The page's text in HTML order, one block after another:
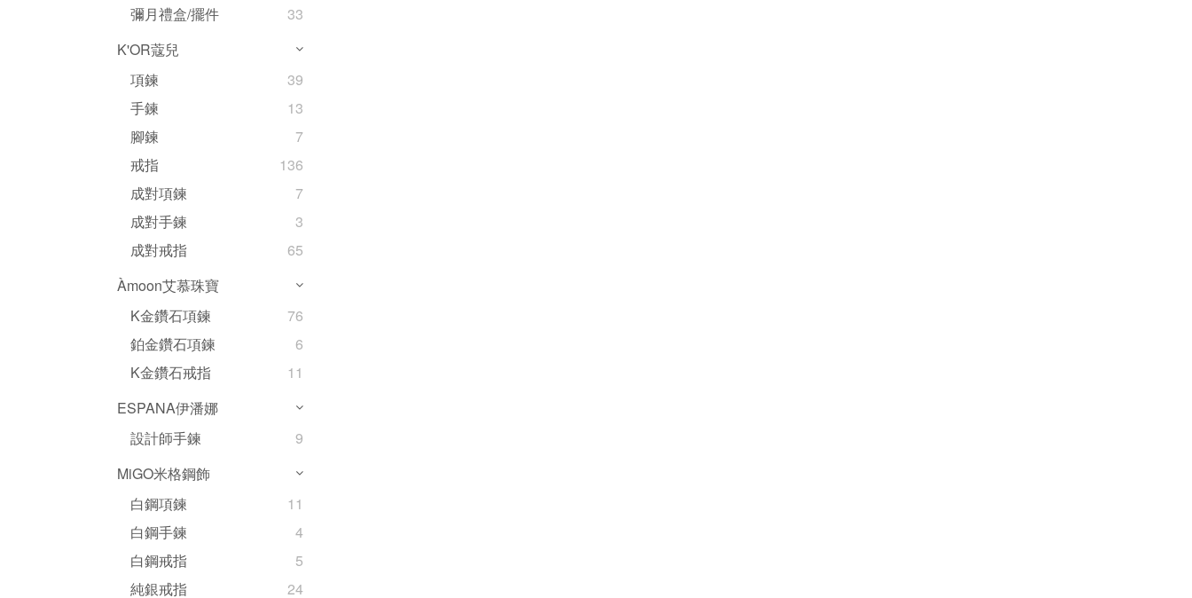
彌月禮盒/擺件
33
K'OR蔻兒
項鍊
39
手鍊
13
腳鍊
7
戒指
136
成對項鍊
7
成對手鍊
3
成對戒指
65
Àmoon艾慕珠寶
K金鑽石項鍊
76
鉑金鑽石項鍊
6
K金鑽石戒指
11
ESPANA伊潘娜
設計師手鍊
9
MiGO米格鋼飾
白鋼項鍊
11
白鋼手鍊
4
白鋼戒指
5
純銀戒指
24